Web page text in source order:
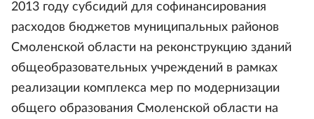
2013 году субсидий для софинансирования
расходов бюджетов муниципальных районов
Смоленской области на реконструкцию зданий
общеобразовательных учреждений в рамках
реализации комплекса мер по модернизации
общего образования Смоленской области на